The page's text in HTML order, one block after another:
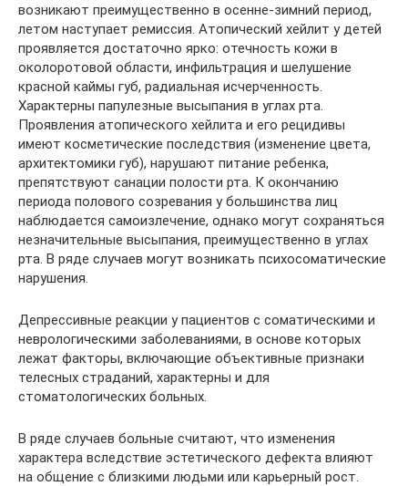
возникают преимущественно в осенне-зимний период,
летом наступает ремиссия. Атопический хейлит у детей
проявляется достаточно ярко: отечность кожи в
околоротовой области, инфильтрация и шелушение
красной каймы губ, радиальная исчерченность.
Характерны папулезные высыпания в углах рта.
Проявления атопического хейлита и его рецидивы
имеют косметические последствия (изменение цвета,
архитектомики губ), нарушают питание ребенка,
препятствуют санации полости рта. К окончанию
периода полового созревания у большинства лиц
наблюдается самоизлечение, однако могут сохраняться
незначительные высыпания, преимущественно в углах
рта. В ряде случаев могут возникать психосоматические
нарушения.
Депрессивные реакции у пациентов с соматическими и
неврологическими заболеваниями, в основе которых
лежат факторы, включающие объективные признаки
телесных страданий, характерны и для
стоматологических больных.
В ряде случаев больные считают, что изменения
характера вследствие эстетического дефекта влияют
на общение с близкими людьми или карьерный рост.